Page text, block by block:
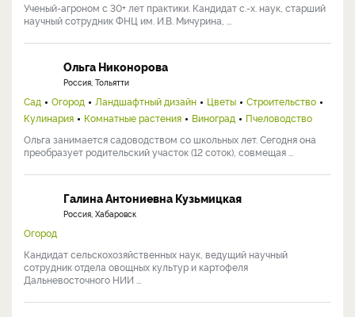
Ученый-агроном с 30+ лет практики. Кандидат с.-х. наук, старший
научный сотрудник ФНЦ им. И.В. Мичурина, ...
Ольга Никонорова
Россия, Тольятти
Сад Огород Ландшафтный дизайн Цветы
Строительство
Кулинария
Комнатные растения Виноград
Пчеловодство
Ольга занимается садоводством со школьных лет. Сегодня она
преобразует родительский участок (12 соток), совмещая ...
Галина Антониевна Кузьмицкая
Россия, Хабаровск
Огород
Кандидат сельскохозяйственных наук, ведущий научный
сотрудник отдела овощных культур и картофеля
Дальневосточного НИИ ...